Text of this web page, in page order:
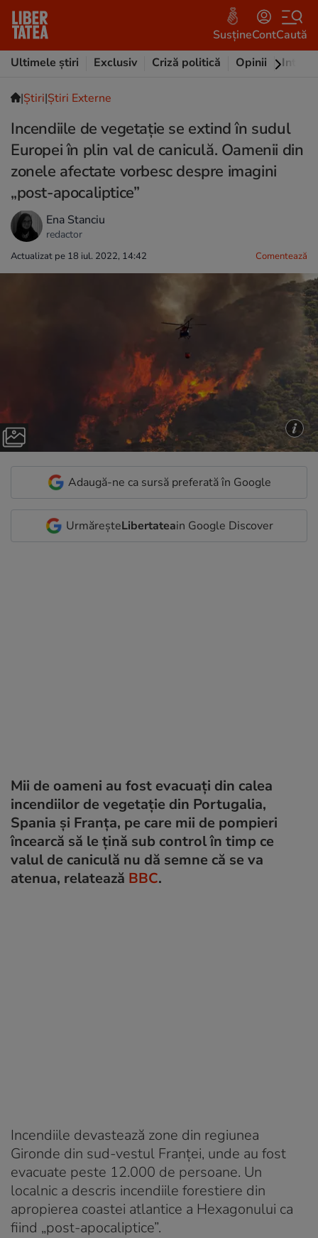
SusțineContCaută
Ultimele știri
Exclusiv Criză politică Opinii
|Ştiri|Știri Externe
Incendiile de vegetație se extind în sudul
Europei în plin val de caniculă. Oamenii din
zonele afectate vorbesc despre imagini
„post-apocaliptice”
Ena Stanciu
redactor
Actualizat pe 18 iul. 2022, 14:42 Comentează
Adaugă-ne ca sursă preferată în Google
UrmăreșteLibertateain Google Discover
Mii de oameni au fost evacuați din calea
incendiilor de vegetație din Portugalia,
Spania și Franța, pe care mii de pompieri
încearcă să le țină sub control în timp ce
valul de caniculă nu dă semne că se va
atenua, relatează BBC.
Incendiile devastează zone din regiunea
Gironde din sud-vestul Franței, unde au fost
evacuate peste 12.000 de persoane. Un
localnic a descris incendiile forestiere din
apropierea coastei atlantice a Hexagonului ca
fiind „post-apocaliptice”.